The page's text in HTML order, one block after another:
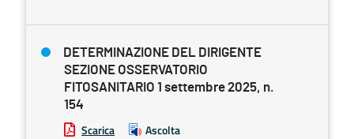
DETERMINAZIONE DEL DIRIGENTE
SEZIONE OSSERVATORIO
FITOSANITARIO 1 settembre 2025, n.
154
Scarica Ascolta